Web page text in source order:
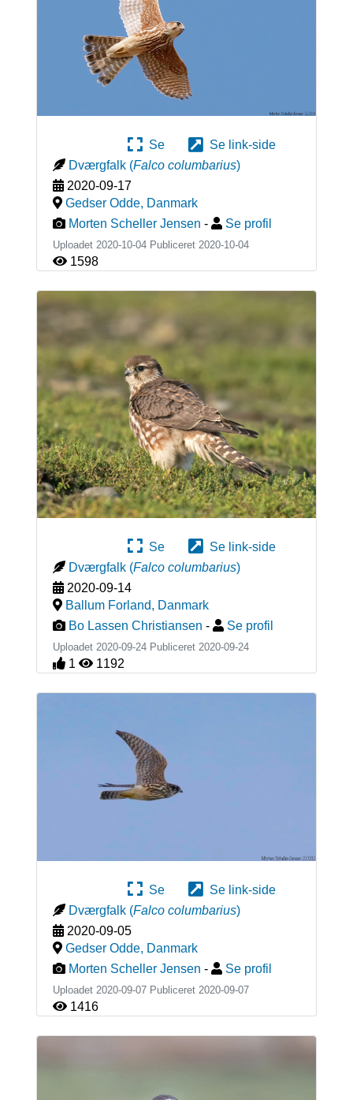
Se
Se link-side
Dværgfalk (Falco columbarius)
2020-09-17
Gedser Odde, Danmark
Morten Scheller Jensen - Se profil
Uploadet 2020-10-04 Publiceret 2020-10-04
1598
Se
Se link-side
Dværgfalk (Falco columbarius)
2020-09-14
Ballum Forland, Danmark
Bo Lassen Christiansen - Se profil
Uploadet 2020-09-24 Publiceret 2020-09-24
1 1192
Se
Se link-side
Dværgfalk (Falco columbarius)
2020-09-05
Gedser Odde, Danmark
Morten Scheller Jensen - Se profil
Uploadet 2020-09-07 Publiceret 2020-09-07
1416